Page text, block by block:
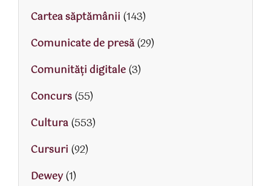
Cartea săptămânii (143)
Comunicate de presă(29)
Comunități digitale(3)
Concurs(55)
Cultura(553)
Cursuri (92)
Dewey(1)